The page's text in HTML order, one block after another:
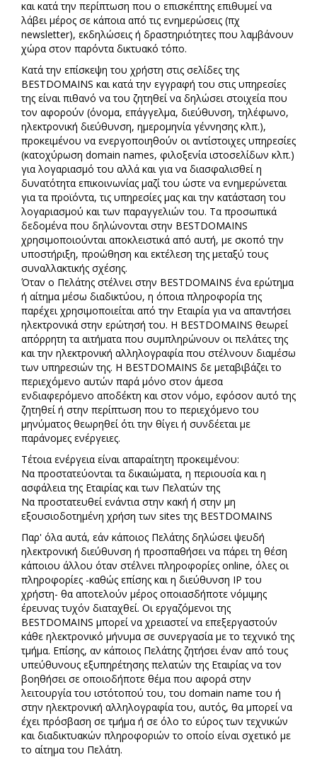
και κατά την περίπτωση που ο επισκέπτης επιθυμεί να
λάβει μέρος σε κάποια από τις ενημερώσεις (πχ
newsletter), εκδηλώσεις ή δραστηριότητες που λαμβάνουν
χώρα στον παρόντα δικτυακό τόπο.
Κατά την επίσκεψη του χρήστη στις σελίδες της
BESTDOMAINS και κατά την εγγραφή του στις υπηρεσίες
της είναι πιθανό να του ζητηθεί να δηλώσει στοιχεία που
τον αφορούν (όνομα, επάγγελμα, διεύθυνση, τηλέφωνο,
ηλεκτρονική διεύθυνση, ημερομηνία γέννησης κλπ.),
προκειμένου να ενεργοποιηθούν οι αντίστοιχες υπηρεσίες
(κατοχύρωση domain names, φιλοξενία ιστοσελίδων κλπ.)
για λογαριασμό του αλλά και για να διασφαλισθεί η
δυνατότητα επικοινωνίας μαζί του ώστε να ενημερώνεται
για τα προϊόντα, τις υπηρεσίες μας και την κατάσταση του
λογαριασμού και των παραγγελιών του. Τα προσωπικά
δεδομένα που δηλώνονται στην BESTDOMAINS
χρησιμοποιούνται αποκλειστικά από αυτή, με σκοπό την
υποστήριξη, προώθηση και εκτέλεση της μεταξύ τους
συναλλακτικής σχέσης.
Όταν ο Πελάτης στέλνει στην BESTDOMAINS ένα ερώτημα
ή αίτημα μέσω διαδικτύου, η όποια πληροφορία της
παρέχει χρησιμοποιείται από την Εταιρία για να απαντήσει
ηλεκτρονικά στην ερώτησή του. Η BESTDOMAINS θεωρεί
απόρρητη τα αιτήματα που συμπληρώνουν οι πελάτες της
και την ηλεκτρονική αλληλογραφία που στέλνουν διαμέσω
των υπηρεσιών της. Η BESTDOMAINS δε μεταβιβάζει το
περιεχόμενο αυτών παρά μόνο στον άμεσα
ενδιαφερόμενο αποδέκτη και στον νόμο, εφόσον αυτό της
ζητηθεί ή στην περίπτωση που το περιεχόμενο του
μηνύματος θεωρηθεί ότι την θίγει ή συνδέεται με
παράνομες ενέργειες.
Τέτοια ενέργεια είναι απαραίτητη προκειμένου:
Να προστατεύονται τα δικαιώματα, η περιουσία και η
ασφάλεια της Εταιρίας και των Πελατών της
Να προστατευθεί ενάντια στην κακή ή στην μη
εξουσιοδοτημένη χρήση των sites της BESTDOMAINS
Παρ' όλα αυτά, εάν κάποιος Πελάτης δηλώσει ψευδή
ηλεκτρονική διεύθυνση ή προσπαθήσει να πάρει τη θέση
κάποιου άλλου όταν στέλνει πληροφορίες online, όλες οι
πληροφορίες -καθώς επίσης και η διεύθυνση IP του
χρήστη- θα αποτελούν μέρος οποιασδήποτε νόμιμης
έρευνας τυχόν διαταχθεί. Οι εργαζόμενοι της
BESTDOMAINS μπορεί να χρειαστεί να επεξεργαστούν
κάθε ηλεκτρονικό μήνυμα σε συνεργασία με το τεχνικό της
τμήμα. Επίσης, αν κάποιος Πελάτης ζητήσει έναν από τους
υπεύθυνους εξυπηρέτησης πελατών της Εταιρίας να τον
βοηθήσει σε οποιοδήποτε θέμα που αφορά στην
λειτουργία του ιστότοπού του, του domain name του ή
στην ηλεκτρονική αλληλογραφία του, αυτός, θα μπορεί να
έχει πρόσβαση σε τμήμα ή σε όλο το εύρος των τεχνικών
και διαδικτυακών πληροφοριών το οποίο είναι σχετικό με
το αίτημα του Πελάτη.